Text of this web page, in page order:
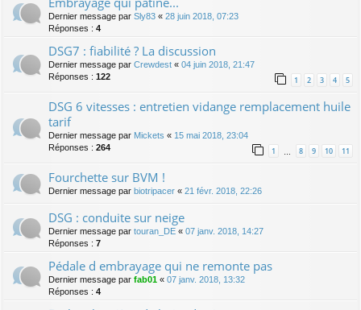
Dernier message par Sly83 « 28 juin 2018, 07:23
Réponses : 4
DSG7 : fiabilité ? La discussion
Dernier message par Crewdest « 04 juin 2018, 21:47
Réponses : 122 1 2 3 4 5
DSG 6 vitesses : entretien vidange remplacement huile
tarif
Dernier message par Mickets « 15 mai 2018, 23:04
Réponses : 264 1 8 9 10 11
Fourchette sur BVM !
Dernier message par biotripacer « 21 févr. 2018, 22:26
DSG : conduite sur neige
Dernier message par touran_DE « 07 janv. 2018, 14:27
Réponses : 7
Pédale d embrayage qui ne remonte pas
Dernier message par fab01 « 07 janv. 2018, 13:32
Réponses : 4